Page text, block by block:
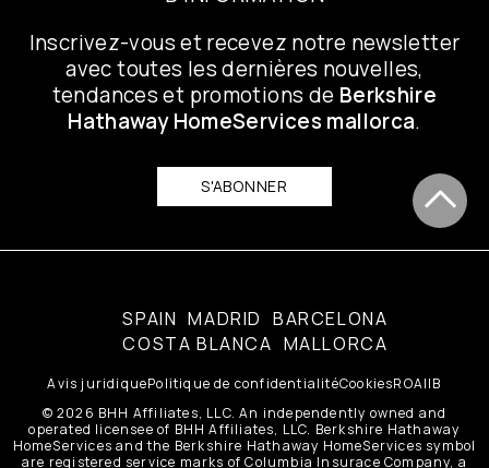
Inscrivez-vous et recevez notre newsletter
avec toutes les dernières nouvelles,
tendances et promotions de Berkshire
Hathaway HomeServices mallorca.
S'ABONNER
SPAIN MADRID BARCELONA
COSTA BLANCA MALLORCA
Avis juridiquePolitique de confidentialitéCookiesROAIIB
© 2026 BHH Affiliates, LLC. An independently owned and
operated licensee of BHH Affiliates, LLC. Berkshire Hathaway
HomeServices and the Berkshire Hathaway HomeServices symbol
are registered service marks of Columbia Insurace Company, a